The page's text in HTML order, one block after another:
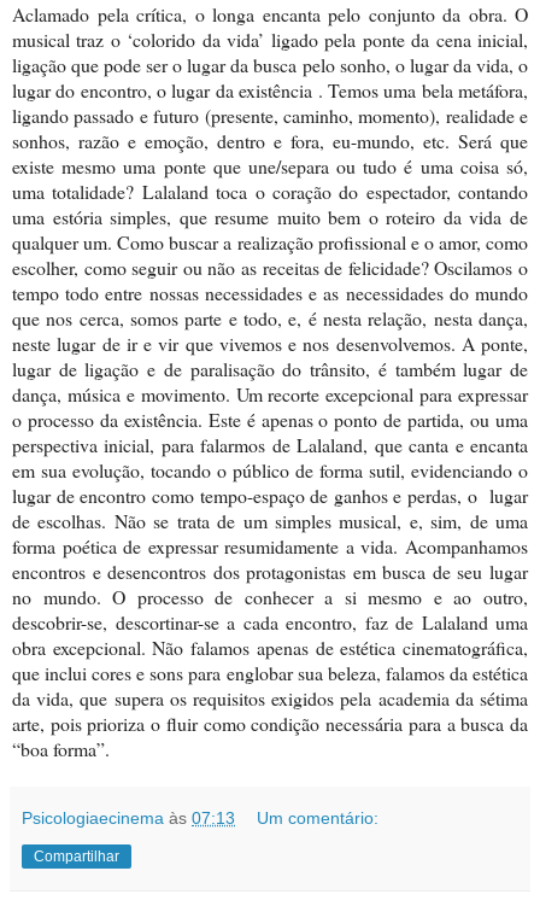
Aclamado pela crítica, o longa encanta pelo conjunto da obra. O
musical traz o ‘colorido da vida’ ligado pela ponte da cena inicial,
ligação que pode ser o lugar da busca pelo sonho, o lugar da vida, o
lugar do encontro, o lugar da existência . Temos uma bela metáfora,
ligando passado e futuro (presente, caminho, momento), realidade e
sonhos, razão e emoção, dentro e fora, eu-mundo, etc. Será que
existe mesmo uma ponte que une/separa ou tudo é uma coisa só,
uma totalidade? Lalaland toca o coração do espectador, contando
uma estória simples, que resume muito bem o roteiro da vida de
qualquer um. Como buscar a realização profissional e o amor, como
escolher, como seguir ou não as receitas de felicidade? Oscilamos o
tempo todo entre nossas necessidades e as necessidades do mundo
que nos cerca, somos parte e todo, e, é nesta relação, nesta dança,
neste lugar de ir e vir que vivemos e nos desenvolvemos. A ponte,
lugar de ligação e de paralisação do trânsito, é também lugar de
dança, música e movimento. Um recorte excepcional para expressar
o processo da existência. Este é apenas o ponto de partida, ou uma
perspectiva inicial, para falarmos de Lalaland, que canta e encanta
em sua evolução, tocando o público de forma sutil, evidenciando o
lugar de encontro como tempo-espaço de ganhos e perdas, o lugar
de escolhas. Não se trata de um simples musical, e, sim, de uma
forma poética de expressar resumidamente a vida. Acompanhamos
encontros e desencontros dos protagonistas em busca de seu lugar
no mundo. O processo de conhecer a si mesmo e ao outro,
descobrir-se, descortinar-se a cada encontro, faz de Lalaland uma
obra excepcional. Não falamos apenas de estética cinematográfica,
que inclui cores e sons para englobar sua beleza, falamos da estética
da vida, que supera os requisitos exigidos pela academia da sétima
arte, pois prioriza o fluir como condição necessária para a busca da
“boa forma”.
Psicologiaecinema às 07:13 Um comentário:
Compartilhar